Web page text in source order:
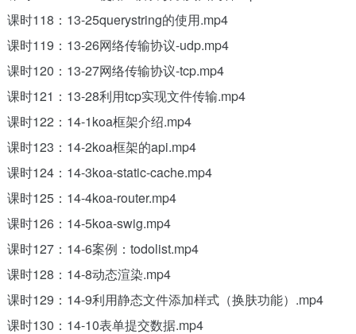
课时118：13-25querystring的使用.mp4
课时119：13-26网络传输协议-udp.mp4
课时120：13-27网络传输协议-tcp.mp4
课时121：13-28利用tcp实现文件传输.mp4
课时122：14-1koa框架介绍.mp4
课时123：14-2koa框架的api.mp4
课时124：14-3koa-static-cache.mp4
课时125：14-4koa-router.mp4
课时126：14-5koa-swig.mp4
课时127：14-6案例：todolist.mp4
课时128：14-8动态渲染.mp4
课时129：14-9利用静态文件添加样式（换肤功能）.mp4
课时130：14-10表单提交数据.mp4